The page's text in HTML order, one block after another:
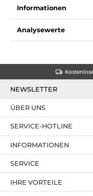
Informationen
Analysewerte
NEWSLETTER
SERVICE-HOTLINE
IHRE VORTEILE
ÜBER UNS
INFORMATIONEN
SERVICE